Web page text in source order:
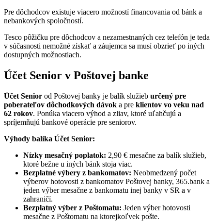
Pre dôchodcov existuje viacero možností financovania od bánk a
nebankových spoločností.
Tesco pôžičku pre dôchodcov a nezamestnaných cez telefón je teda
v súčasnosti nemožné získať a záujemca sa musí obzrieť po iných
dostupných možnostiach.
Účet Senior v Poštovej banke
Účet Senior od Poštovej banky je balík služieb určený pre
poberateľov dôchodkových dávok a pre klientov vo veku nad
62 rokov. Ponúka viacero výhod a zliav, ktoré uľahčujú a
spríjemňujú bankové operácie pre seniorov.
Výhody balíka Účet Senior:
Nízky mesačný poplatok: 2,90 € mesačne za balík služieb,
ktoré bežne u iných bánk stoja viac.
Bezplatné výbery z bankomatov: Neobmedzený počet
výberov hotovosti z bankomatov Poštovej banky, 365.bank a
jeden výber mesačne z bankomatu inej banky v SR a v
zahraničí.
Bezplatný výber z Poštomatu: Jeden výber hotovosti
mesačne z Poštomatu na ktorejkoľvek pošte.